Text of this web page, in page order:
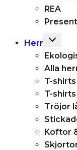
REA
Herr
Toggle
menu
Alla
T-
T-
Tröjor
Koftor